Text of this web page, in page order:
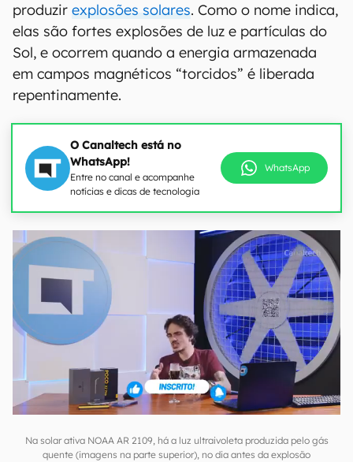
produzir explosões solares. Como o nome indica,
elas são fortes explosões de luz e partículas do
Sol, e ocorrem quando a energia armazenada
em campos magnéticos “torcidos” é liberada
repentinamente.
O Canaltech está no
WhatsApp!
Entre no canal e acompanhe
notícias e dicas de tecnologia
WhatsApp
Na solar ativa NOAA AR 2109, há a luz ultraivoleta produzida pelo gás
quente (imagens na parte superior), no dia antes da explosão